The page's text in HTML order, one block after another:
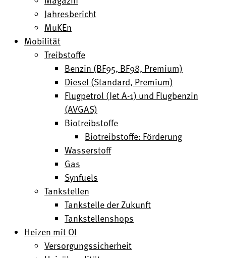
Jahresbericht
MuKEn
Mobilität
Treibstoffe
Benzin (BF95, BF98, Premium)
Diesel (Standard, Premium)
Flugpetrol (Jet A-1) und Flugbenzin
(AVGAS)
Biotreibstoffe
Biotreibstoffe: Förderung
Wasserstoff
Gas
Synfuels
Tankstellen
Tankstelle der Zukunft
Tankstellenshops
Heizen mit Öl
Versorgungssicherheit